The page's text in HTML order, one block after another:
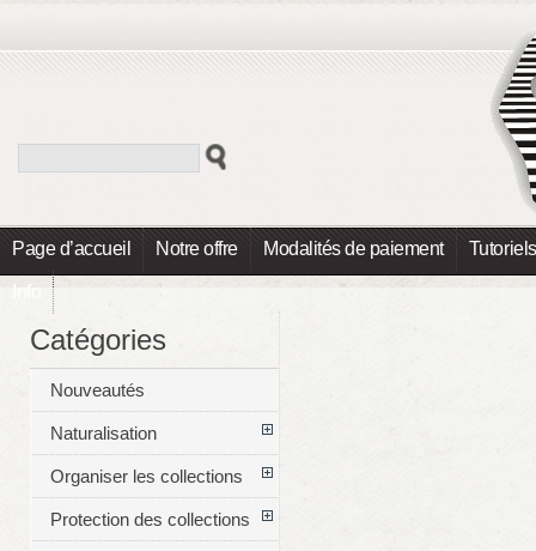
Page d’accueil Notre offre Modalités de paiement Tutoriels
Info
Catégories
Nouveautés
Naturalisation
Organiser les collections
Protection des collections